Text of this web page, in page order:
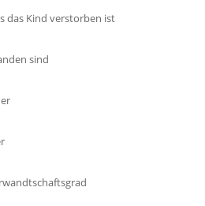
das Kind verstorben ist
sind